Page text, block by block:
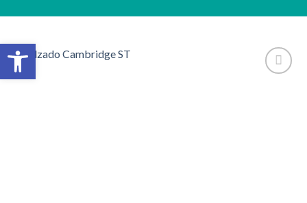
Abrir barra de herramientas